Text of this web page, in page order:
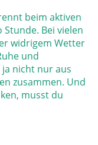
beim aktiven
Bei vielen
widrigem Wetter
und
nicht nur aus
zusammen. Und
musst du